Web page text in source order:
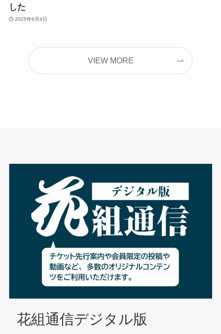
した
2025年6月4日
VIEW MORE
花組通信デジタル版